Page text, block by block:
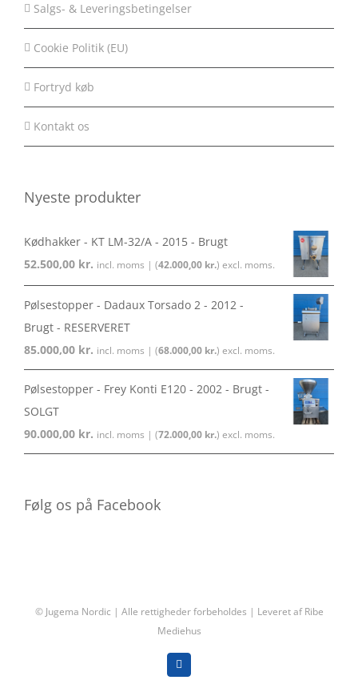
Salgs- & Leveringsbetingelser
Cookie Politik (EU)
Fortryd køb
Kontakt os
Nyeste produkter
Kødhakker - KT LM-32/A - 2015 - Brugt
52.500,00 kr. incl. moms | (42.000,00 kr.) excl. moms.
Pølsestopper - Dadaux Torsado 2 - 2012 -
Brugt - RESERVERET
85.000,00 kr. incl. moms | (68.000,00 kr.) excl. moms.
Pølsestopper - Frey Konti E120 - 2002 - Brugt -
SOLGT
90.000,00 kr. incl. moms | (72.000,00 kr.) excl. moms.
Følg os på Facebook
© Jugema Nordic | Alle rettigheder forbeholdes | Leveret afRibe
Mediehus
Facebook